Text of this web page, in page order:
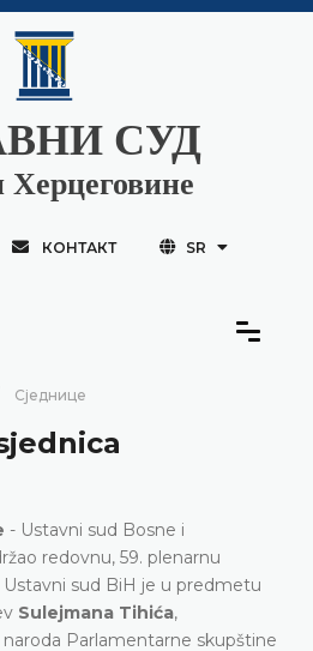
СУД
Херцеговине
КОНТАКТ SR
Сједнице
- Ustavni sud Bosne i
redovnu, 59. plenarnu
sud BiH je u predmetu
Sulejmana Tihića,
Parlamentarne skupštine